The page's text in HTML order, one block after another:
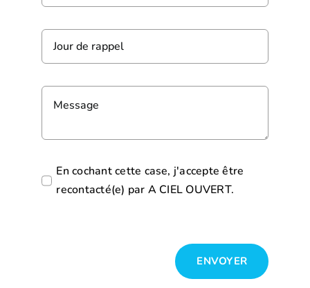
En cochant cette case, j'accepte être
recontacté(e) par A CIEL OUVERT.
ENVOYER